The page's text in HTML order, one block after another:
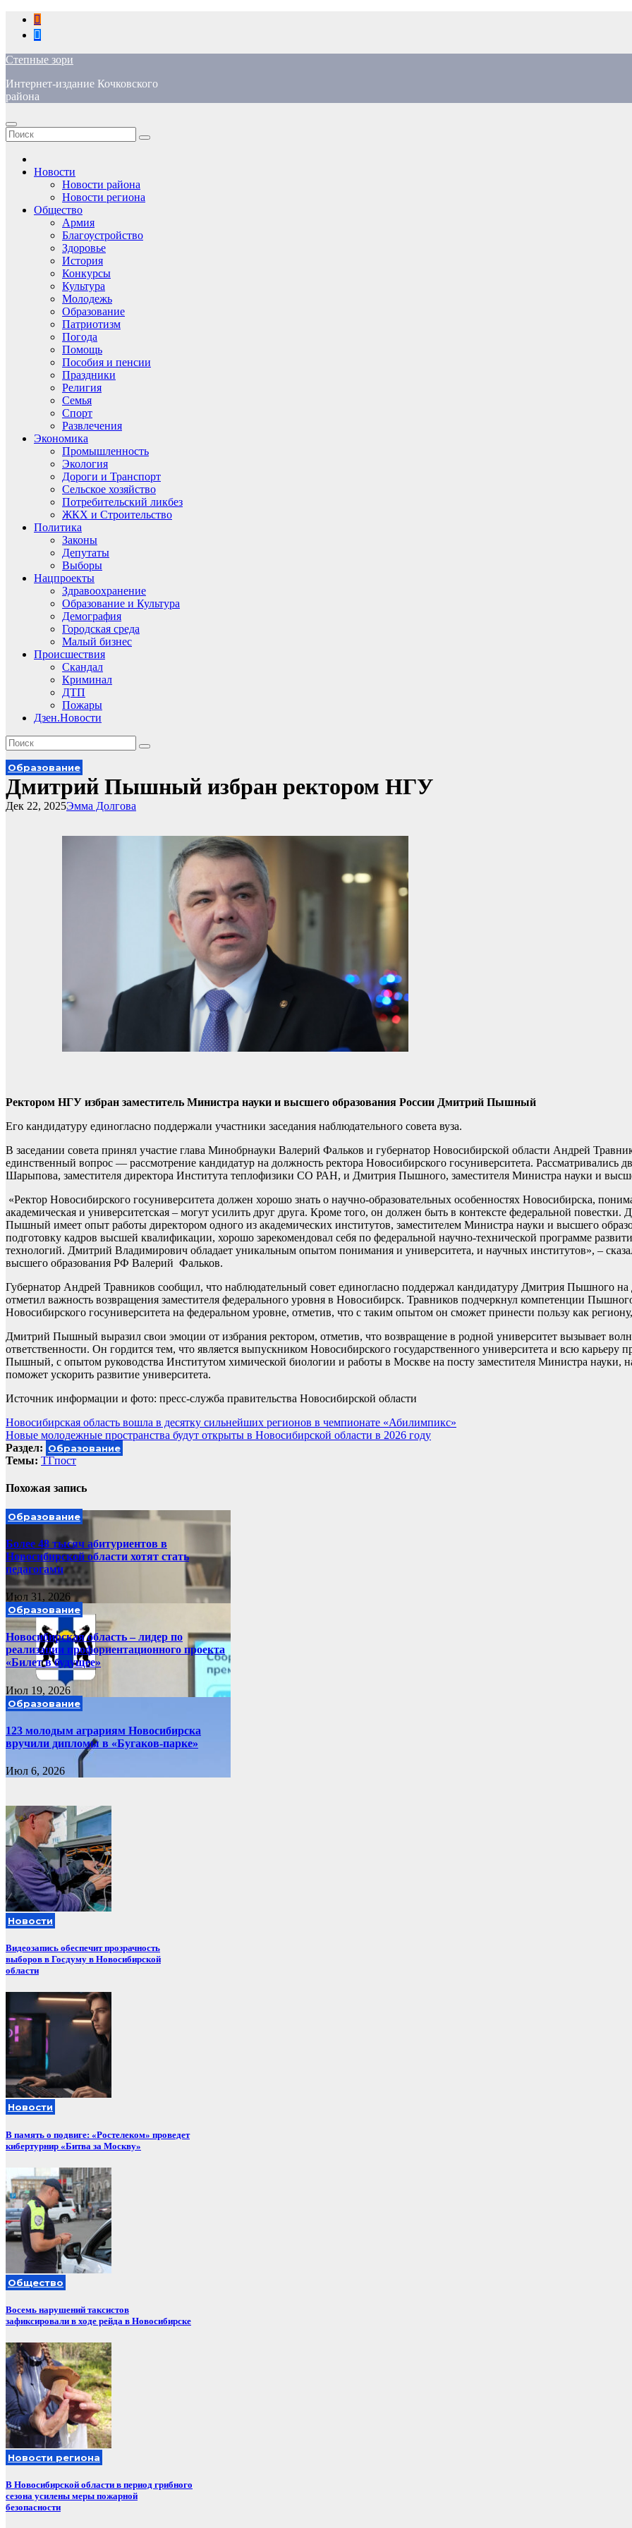
Перейти
содержимому
Степные зори
Интернет-издание Кочковского
района
Новости
Новости района
Новости региона
Общество
Армия
Благоустройство
Здоровье
История
Конкурсы
Культура
Молодежь
Образование
Патриотизм
Погода
Помощь
Пособия и пенсии
Праздники
Религия
Семья
Спорт
Развлечения
Экономика
Промышленность
Экология
Дороги и Транспорт
Сельское хозяйство
Потребительский ликбез
ЖКХ и Строительство
Политика
Законы
Депутаты
Выборы
Нацпроекты
Здравоохранение
Образование и Культура
Демография
Городская среда
Малый бизнес
Происшествия
Скандал
Криминал
ДТП
Пожары
Дзен.Новости
Образование
Дмитрий Пышный избран ректором НГУ
Эмма Долгова
Дек 22, 2025
Ректором НГУ избран заместитель Министра науки и высшего образования России Дмитрий Пышный
Его кандидатуру единогласно поддержали участники заседания наблюдательного совета вуза.
В заседании совета принял участие глава Минобрнауки Валерий Фальков и губернатор Новосибирской области Андрей
единственный вопрос — рассмотрение кандидатур на должность ректора Новосибирского госуниверситета. Рассматривались
Шарыпова, заместителя директора Института теплофизики СО РАН, и Дмитрия Пышного, заместителя Министра науки и
«Ректор Новосибирского госуниверситета должен хорошо знать о научно-образовательных особенностях Новосибирска,
академическая и университетская – могут усилить друг друга. Кроме того, он должен быть в контексте федеральной
Пышный имеет опыт работы директором одного из академических институтов, заместителем Министра науки и высшего
подготовку кадров высшей квалификации, хорошо зарекомендовал себя по федеральной научно-технической программе
технологий. Дмитрий Владимирович обладает уникальным опытом понимания и университета, и научных институтов», –
высшего образования РФ Валерий Фальков.
Губернатор Андрей Травников сообщил, что наблюдательный совет единогласно поддержал кандидатуру Дмитрия Пышного на
отметил важность возвращения заместителя федерального уровня в Новосибирск. Травников подчеркнул компетенции
Новосибирского госуниверситета на федеральном уровне, отметив, что с таким опытом он сможет принести пользу как
Дмитрий Пышный выразил свои эмоции от избрания ректором, отметив, что возвращение в родной университет вызывает
ответственности. Он гордится тем, что является выпускником Новосибирского государственного университета и всю карьеру
Пышный, с опытом руководства Институтом химической биологии и работы в Москве на посту заместителя Министра науки,
поможет ускорить развитие университета.
Источник информации и фото: пресс-служба правительства Новосибирской области
Навигация
по
записям
Новосибирская область вошла в десятку сильнейших регионов в чемпионате «Абилимпикс»
Новые молодежные пространства будут открыты в Новосибирской области в 2026 году
Раздел: Образование
Темы: ТГпост
Похожая запись
Образование
Более 48 тысяч абитуриентов в
Новосибирской области хотят стать
педагогами
Июл 31, 2026
Образование
Новосибирская область – лидер по
реализации профориентационного проекта
«Билет в будущее»
Июл 19, 2026
Образование
123 молодым аграриям Новосибирска
вручили дипломы в «Бугаков-парке»
Июл 6, 2026
Новости
Видеозапись обеспечит прозрачность
выборов в Госдуму в Новосибирской
области
Новости
В память о подвиге: «Ростелеком» проведет
кибертурнир «Битва за Москву»
Общество
Восемь нарушений таксистов
зафиксировали в ходе рейда в Новосибирске
Новости региона
В Новосибирской области в период грибного
сезона усилены меры пожарной
безопасности